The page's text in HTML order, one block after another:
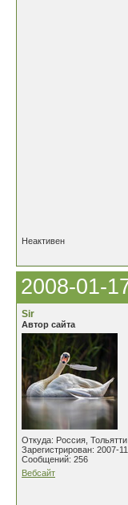
Неактивен
2008-01-
Sir
Автор сайта
Откуда: Россия, Тольятти
Зарегистрирован: 2007-
Сообщений: 256
Вебсайт